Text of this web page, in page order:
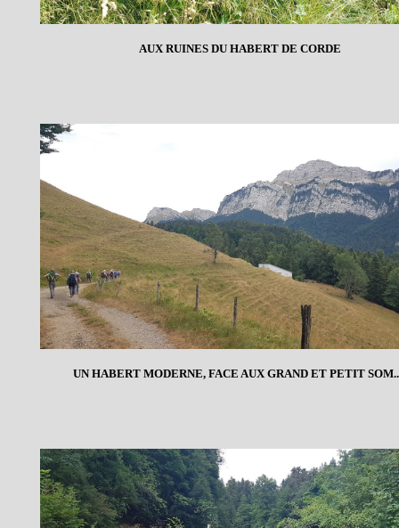
AUX RUINES DU HABERT DE CORDE
UN HABERT MODERNE, FACE AUX GRAND ET PETIT